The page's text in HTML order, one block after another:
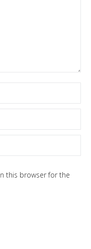
this browser for the